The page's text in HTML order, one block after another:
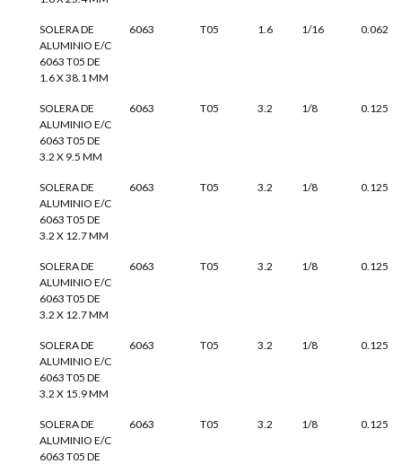
SOLERA DE
ALUMINIO E/C
6063 T05 DE
1.6 X 38.1 MM
6063 T05 1.6 1/16 0.062
SOLERA DE
ALUMINIO E/C
6063 T05 DE
3.2 X 9.5 MM
6063 T05 3.2 1/8 0.125
SOLERA DE
ALUMINIO E/C
6063 T05 DE
3.2 X 12.7 MM
6063 T05 3.2 1/8 0.125
SOLERA DE
ALUMINIO E/C
6063 T05 DE
3.2 X 12.7 MM
6063 T05 3.2 1/8 0.125
SOLERA DE
ALUMINIO E/C
6063 T05 DE
3.2 X 15.9 MM
6063 T05 3.2 1/8 0.125
SOLERA DE
ALUMINIO E/C
6063 T05 DE
6063 T05 3.2 1/8 0.125